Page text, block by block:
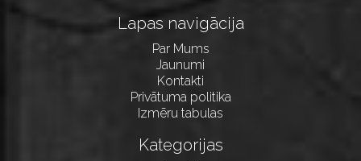
Lapas navigācija
Par Mums
Jaunumi
Kontakti
Privātuma politika
Izmēru tabulas
Kategorijas